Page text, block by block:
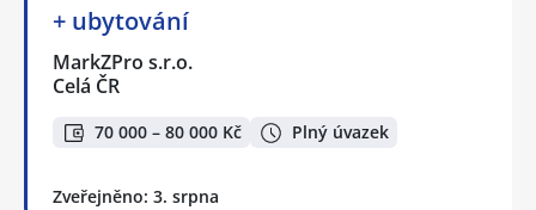
+ ubytování
MarkZPro s.r.o.
Celá ČR
70 000 – 80 000 Kč Plný úvazek
Zveřejněno: 3. srpna